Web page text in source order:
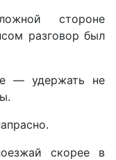
стороне
разговор был
— удержать не
скорее в